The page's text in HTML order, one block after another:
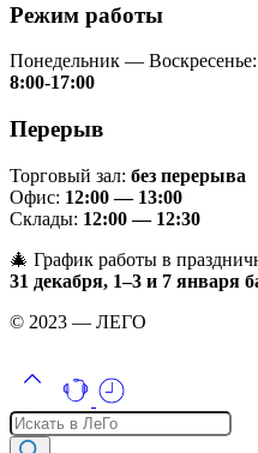
Режим работы
Понедельник — Воскресенье:
8:00-17:00
Перерыв
Торговый зал: без перерыва
Офис: 12:00 — 13:00
Склады: 12:00 — 12:30
🎄 График работы в
31 декабря, 1–3 и 7 января
© 2023 — ЛЕГО
Поиск
товаров